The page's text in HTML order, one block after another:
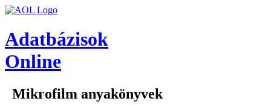
Adatbázisok
Online
Mikrofilm anyakönyvek